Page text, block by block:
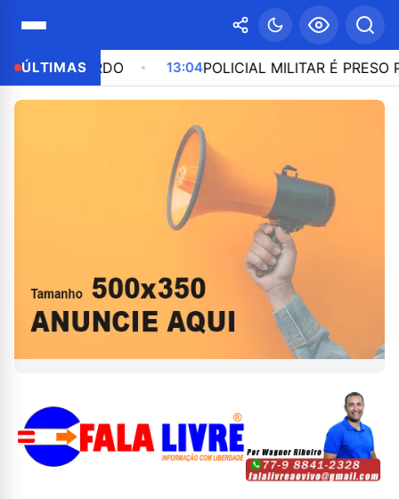
ÚLTIMAS
A BORDO 13:04 POLICIAL MILITAR É PRESO POR